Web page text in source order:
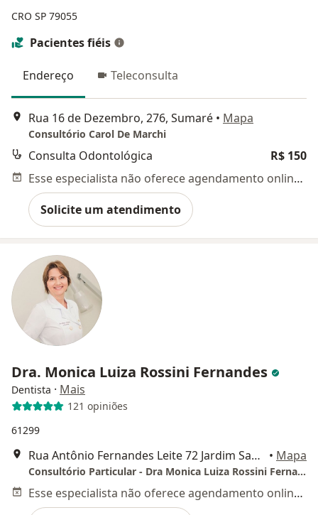
CRO SP 79055
Pacientes fiéis
Endereço Teleconsulta
Rua 16 de Dezembro, 276, Sumaré • Mapa
Consultório Carol De Marchi
Consulta Odontológica
R$ 150
Esse especialista não oferece agendamento online para esse endereço.
Solicite um atendimento
Dra. Monica Luiza Rossini Fernandes
Dentista · Mais
121 opiniões
61299
Rua Antônio Fernandes Leite 72 Jardim Santa Izabel, Hortolândia • Mapa
Consultório Particular - Dra Monica Luiza Rossini Fernandes
Esse especialista não oferece agendamento online para esse endereço.